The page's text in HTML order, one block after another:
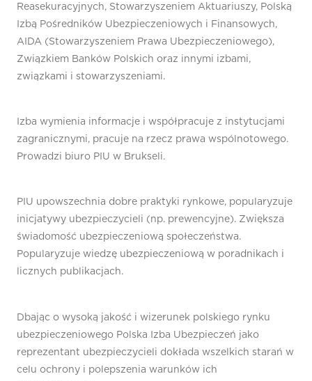
Reasekuracyjnych, Stowarzyszeniem Aktuariuszy, Polską
Izbą Pośredników Ubezpieczeniowych i Finansowych,
AIDA (Stowarzyszeniem Prawa Ubezpieczeniowego),
Związkiem Banków Polskich oraz innymi izbami,
związkami i stowarzyszeniami.
Izba wymienia informacje i współpracuje z instytucjami
zagranicznymi, pracuje na rzecz prawa wspólnotowego.
Prowadzi biuro PIU w Brukseli.
PIU upowszechnia dobre praktyki rynkowe, popularyzuje
inicjatywy ubezpieczycieli (np. prewencyjne). Zwiększa
świadomość ubezpieczeniową społeczeństwa.
Popularyzuje wiedzę ubezpieczeniową w poradnikach i
licznych publikacjach.
Dbając o wysoką jakość i wizerunek polskiego rynku
ubezpieczeniowego Polska Izba Ubezpieczeń jako
reprezentant ubezpieczycieli dokłada wszelkich starań w
celu ochrony i polepszenia warunków ich